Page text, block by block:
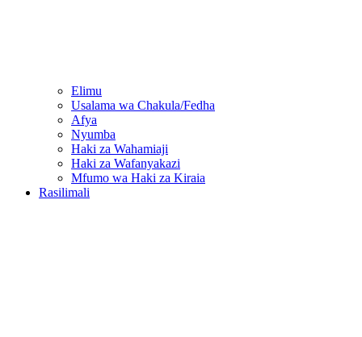
Elimu
Usalama wa Chakula/Fedha
Afya
Nyumba
Haki za Wahamiaji
Haki za Wafanyakazi
Mfumo wa Haki za Kiraia
Rasilimali